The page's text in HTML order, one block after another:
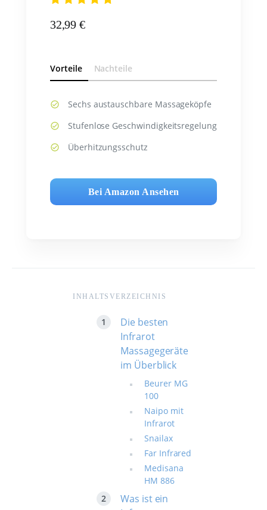
32,99 €
Vorteile Nachteile
Sechs austauschbare Massageköpfe
Stufenlose Geschwindigkeitsregelung
Überhitzungsschutz
Bei Amazon Ansehen
INHALTSVERZEICHNIS
Die besten
Infrarot
Massagegeräte
im Überblick
Beurer MG
100
Naipo mit
Infrarot
Snailax
Far Infrared
Medisana
HM 886
Was ist ein